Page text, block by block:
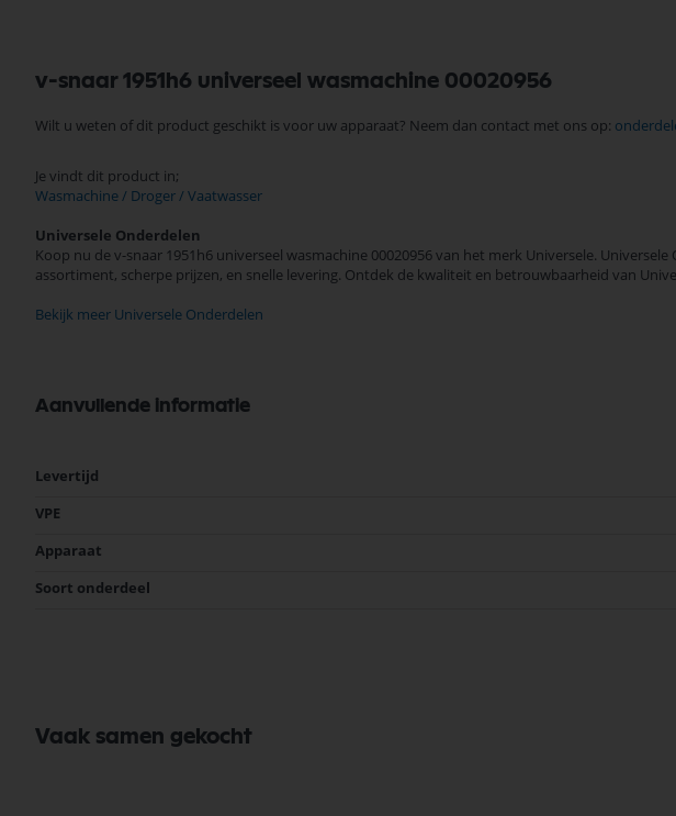
v-snaar 1951h6 universeel wasmachine 00020956
Wilt u weten of dit product geschikt is voor uw apparaat? Neem dan contact met ons op:
Je vindt dit product in;
Wasmachine / Droger / Vaatwasser
Universele Onderdelen
Koop nu de v-snaar 1951h6 universeel wasmachine 00020956 van het merk Universele.
assortiment, scherpe prijzen, en snelle levering. Ontdek de kwaliteit en betrouwbaarheid van
Bekijk meer Universele Onderdelen
Aanvullende informatie
Meer
informatie
Levertijd
VPE
Apparaat
Soort onderdeel
Vaak samen gekocht